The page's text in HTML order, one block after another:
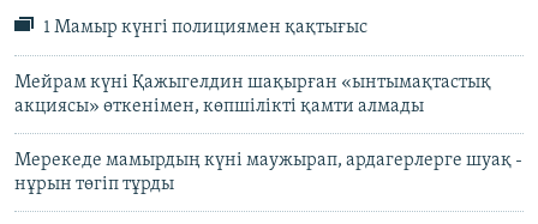
1 Мамыр күнгі полициямен қақтығыс
Мейрам күні Қажыгелдин шақырған «ынтымақтастық
акциясы» өткенімен, көпшілікті қамти алмады
Мерекеде мамырдың күні маужырап, ардагерлерге шуақ -
нұрын төгіп тұрды